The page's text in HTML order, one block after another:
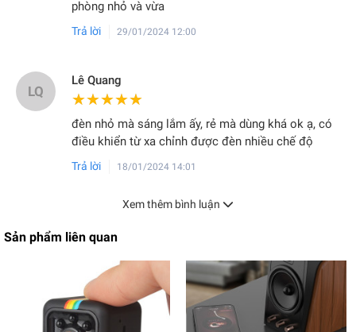
phòng nhỏ và vừa
Trả lời 29/01/2024 12:00
LQ
Lê Quang
★★★★★
★★★★★
đèn nhỏ mà sáng lắm ấy, rẻ mà dùng khá ok ạ, có
điều khiển từ xa chỉnh được đèn nhiều chế độ
Trả lời 18/01/2024 14:01
Xem thêm bình luận
Sản phẩm liên quan